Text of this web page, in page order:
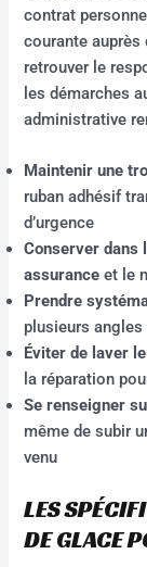
contrat
courante auprès
retrouver le
les démarches
administrative
Maintenir une
ruban adhésif
d’urgence
Conserver dans
assurance et le
Prendre
plusieurs
Éviter de laver
la réparation
Se renseigner
même de subir
venu
LES
DE GLACE